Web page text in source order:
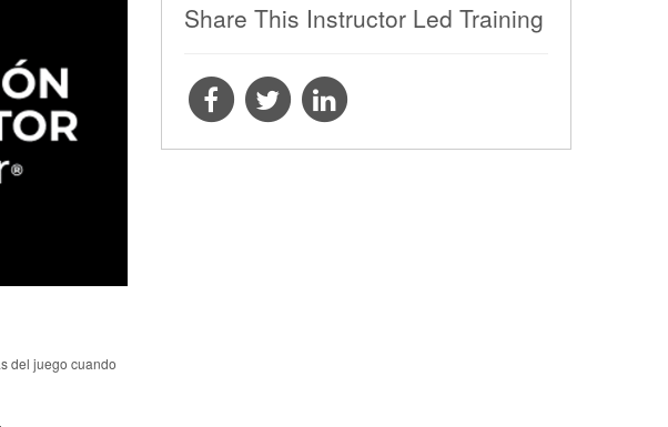
Share This Instructor Led Training
del juego cuando